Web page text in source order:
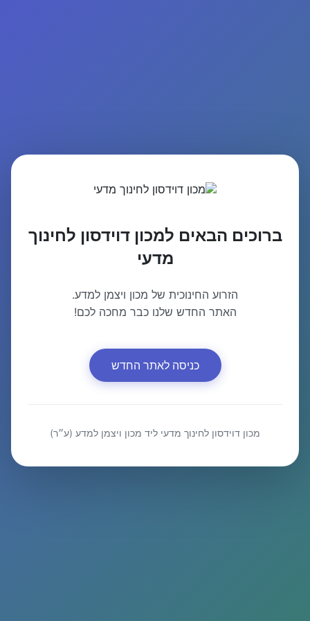
ברוכים הבאים למכון דוידסון לחינוך
מדעי
הזרוע החינוכית של מכון ויצמן למדע.
האתר החדש שלנו כבר מחכה לכם!
כניסה לאתר החדש
מכון דוידסון לחינוך מדעי ליד מכון ויצמן למדע (ע״ר)